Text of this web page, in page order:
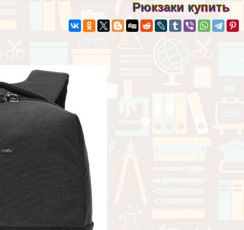
Рюкзаки купить